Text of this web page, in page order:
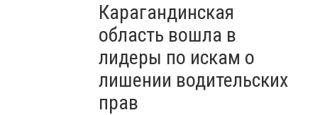
Карагандинская
область вошла в
лидеры по искам о
лишении водительских
прав